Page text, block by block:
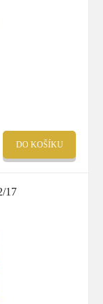
DO KOŠÍKU
17